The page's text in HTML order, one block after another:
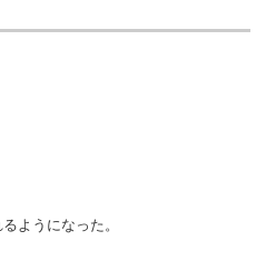
ようになった。